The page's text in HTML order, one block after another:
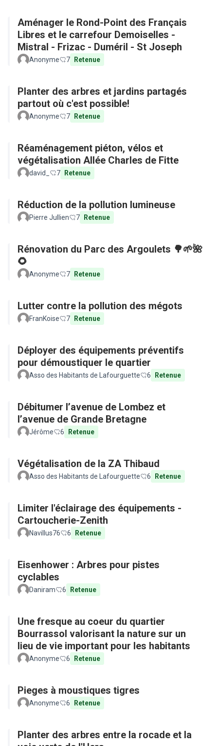
Aménager le Rond-Point des Français
Libres et le carrefour Demoiselles -
Mistral - Frizac - Duméril - St Joseph
Anonyme 7 Retenue
Planter des arbres et jardins partagés
partout où c'est possible!
Anonyme 7 Retenue
Réaménagement piéton, vélos et
végétalisation Allée Charles de Fitte
david_ 7 Retenue
Réduction de la pollution lumineuse
Pierre Jullien 7 Retenue
Rénovation du Parc des Argoulets 🌳🌱🌺
🌻
Anonyme 7 Retenue
Lutter contre la pollution des mégots
FranKoise 7 Retenue
Déployer des équipements préventifs
pour démoustiquer le quartier
Asso des Habitants de Lafourguette 6 Retenue
Débitumer l’avenue de Lombez et
l’avenue de Grande Bretagne
Jérôme 6 Retenue
Végétalisation de la ZA Thibaud
Asso des Habitants de Lafourguette 6 Retenue
Limiter l'éclairage des équipements -
Cartoucherie-Zenith
Navillus76 6 Retenue
Eisenhower : Arbres pour pistes
cyclables
Daniram 6 Retenue
Une fresque au coeur du quartier
Bourrassol valorisant la nature sur un
lieu de vie important pour les habitants
Anonyme 6 Retenue
Pieges à moustiques tigres
Anonyme 6 Retenue
Planter des arbres entre la rocade et la